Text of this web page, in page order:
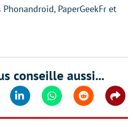
PaperGeekFr et
conseille aussi...
Linkedin WhatsappReddit